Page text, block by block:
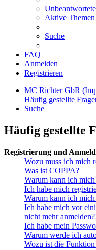
Aktive Themen
Suche
FAQ
Anmelden
Registrieren
MC Richter GbR
Häufig gestellte
Suche
Häufig gestellte
Registrierung und
Wozu muss ich mich
Was ist COPPA?
Warum kann ich
Ich habe mich
Warum kann ich
Ich habe mich vor
nicht mehr
Ich habe mein
Warum werde ich
Wozu ist die